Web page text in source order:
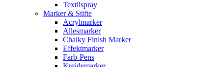
Textilspray
Marker & Stifte
Acrylmarker
Allesmarker
Chalky Finish Marker
Effektmarker
Farb-Pens